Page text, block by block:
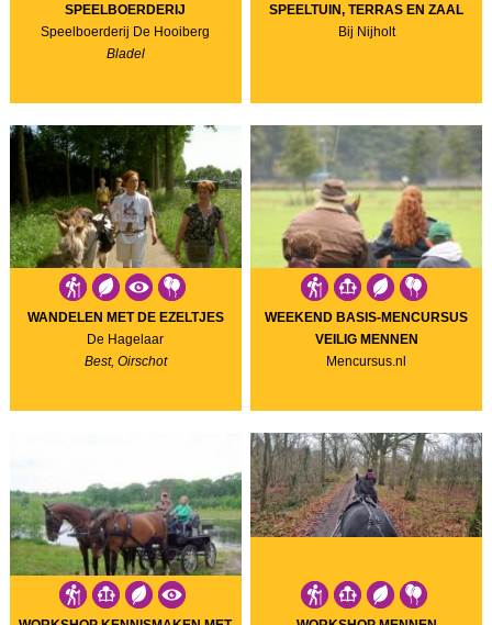
SPEELBOERDERIJ
Speelboerderij De Hooiberg
Bladel
SPEELTUIN, TERRAS EN ZAAL
Bij Nijholt
WANDELEN MET DE EZELTJES
De Hagelaar
Best, Oirschot
WEEKEND BASIS-MENCURSUS
VEILIG MENNEN
Mencursus.nl